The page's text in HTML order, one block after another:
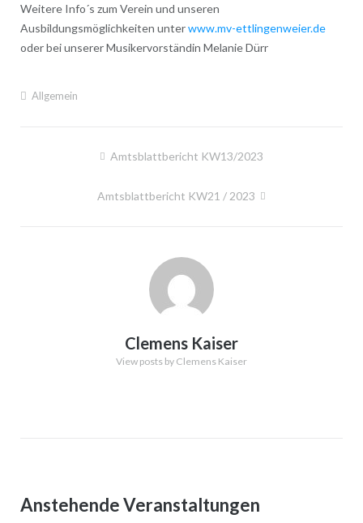
Weitere Info´s zum Verein und unseren
Ausbildungsmöglichkeiten unterwww.mv-ettlingenweier.de
oder bei unserer Musikervorständin Melanie Dürr
Allgemein
BeitragsnavigationAmtsblattbericht KW13/2023
Amtsblattbericht KW21 / 2023
Clemens Kaiser
View posts by Clemens Kaiser
Anstehende Veranstaltungen